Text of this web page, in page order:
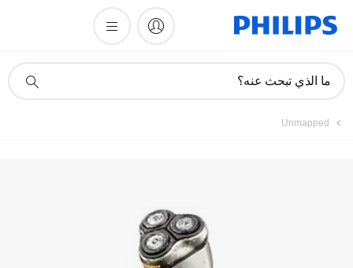
دعم
ما الذي تبحث عنه؟
Unmapped